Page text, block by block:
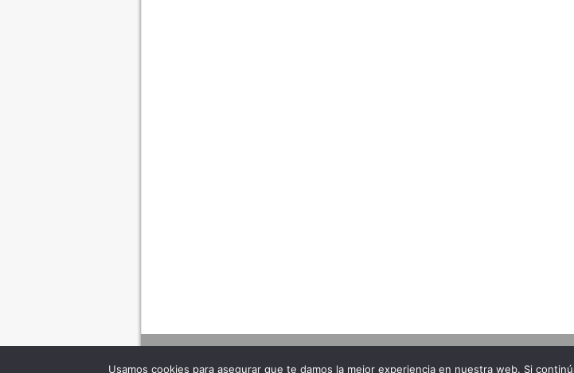
Usamos cookies para asegurar que te damos la mejor experiencia en nuestra web. Si